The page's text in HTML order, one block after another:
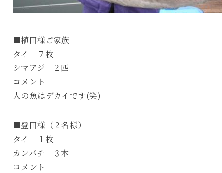
■植田様ご家族
タイ ７枚
シマアジ ２匹
コメント
人の魚はデカイです(笑)
■登田様（２名様）
タイ １枚
カンパチ ３本
コメント